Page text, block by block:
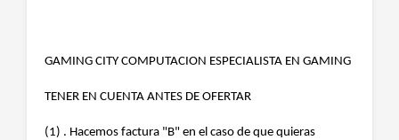
GAMING CITY COMPUTACION ESPECIALISTA EN GAMING
TENER EN CUENTA ANTES DE OFERTAR
(1) . Hacemos factura "B" en el caso de que quieras